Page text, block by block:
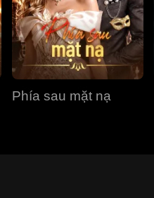
Phía sau mặt nạ